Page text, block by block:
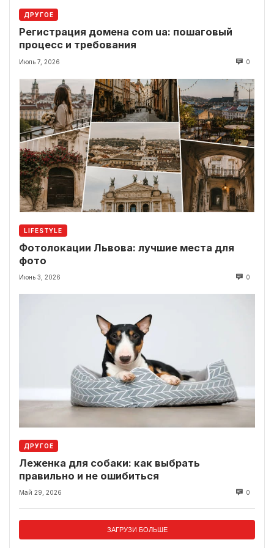
ДРУГОЕ
Регистрация домена com ua: пошаговый
процесс и требования
Июль 7, 2026 0
LIFESTYLE
Фотолокации Львова: лучшие места для
фото
Июнь 3, 2026 0
ДРУГОЕ
Леженка для собаки: как выбрать
правильно и не ошибиться
Май 29, 2026 0
ЗАГРУЗИ БОЛЬШЕ